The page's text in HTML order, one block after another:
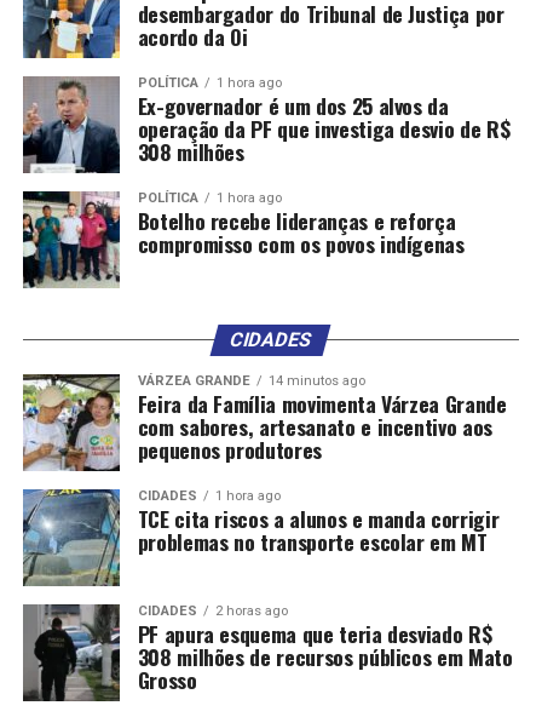
desembargador do Tribunal de Justiça por
acordo da Oi
POLÍTICA 1 hora ago
Ex-governador é um dos 25 alvos da
operação da PF que investiga desvio de R$
308 milhões
POLÍTICA 1 hora ago
Botelho recebe lideranças e reforça
compromisso com os povos indígenas
CIDADES
VÁRZEA GRANDE 14 minutos ago
Feira da Família movimenta Várzea Grande
com sabores, artesanato e incentivo aos
pequenos produtores
CIDADES 1 hora ago
TCE cita riscos a alunos e manda corrigir
problemas no transporte escolar em MT
CIDADES 2 horas ago
PF apura esquema que teria desviado R$
308 milhões de recursos públicos em Mato
Grosso